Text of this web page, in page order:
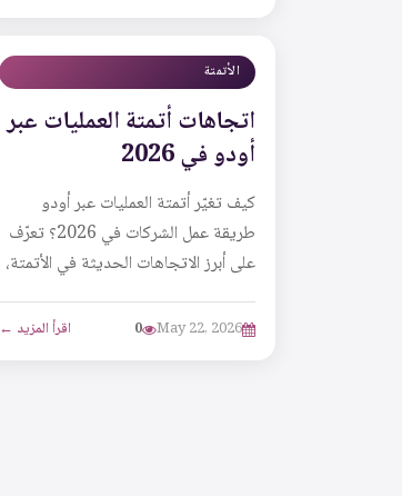
الأتمتة
اتجاهات أتمتة العمليات عبر
أودو في 2026
كيف تغيّر أتمتة العمليات عبر أودو
طريقة عمل الشركات في 2026؟ تعرّف
على أبرز الاتجاهات الحديثة في الأتمتة،
من التكاملات الذكية وربط الأقسام إلى
تحسين ا...
May 22, 2026
0 اقرأ المزيد ←